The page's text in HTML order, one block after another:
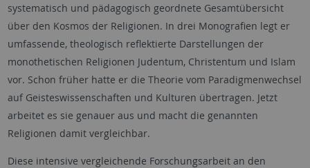
systematisch und pädagogisch geordnete Gesamtübersicht
über den Kosmos der Religionen. In drei Monografien legt er
umfassende, theologisch reflektierte Darstellungen der
monothetischen Religionen Judentum, Christentum und Islam
vor. Schon früher hatte er die Theorie vom Paradigmenwechsel
auf Geisteswissenschaften und Kulturen übertragen. Jetzt
arbeitet es sie genauer aus und macht die genannten
Religionen damit vergleichbar.
Diese intensive vergleichende Forschungsarbeit an den